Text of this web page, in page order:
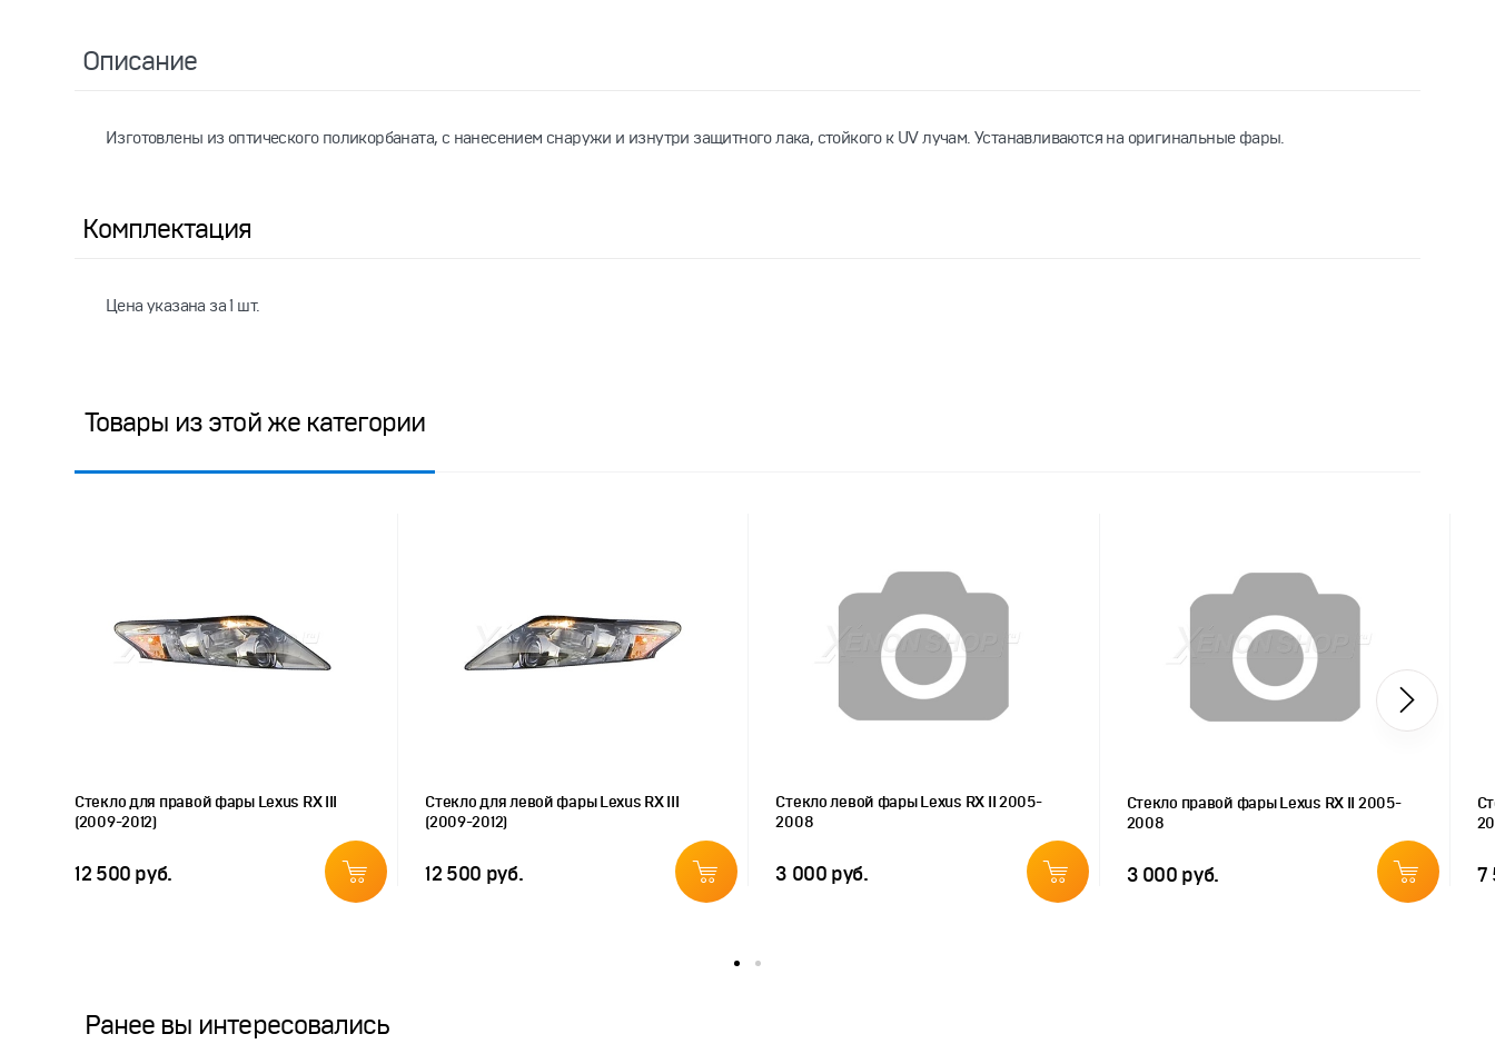
Описание
Изготовлены из оптического поликорбаната, с нанесением снаружи и изнутри защитного лака, стойкого к UV лучам. Устанавливаются на оригинальные фары.
Комплектация
Цена указана за 1 шт.
Товары из этой же категории
Стекло для правой фары Lexus RX III
(2009-2012)
12 500 руб.
Стекло для левой фары Lexus RX III
(2009-2012)
12 500 руб.
Стекло левой фары Lexus RX II 2005-
2008
3 000 руб.
Стекло правой фары Lexus RX II 2005-
2008
3 000 руб. 7
Ранее вы интересовались